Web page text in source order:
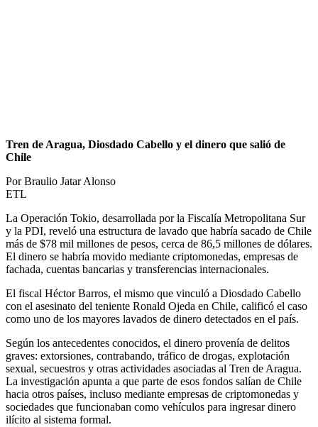
Tren de Aragua, Diosdado Cabello y el dinero que salió de
Chile
Por Braulio Jatar Alonso
ETL
La Operación Tokio, desarrollada por la Fiscalía Metropolitana Sur
y la PDI, reveló una estructura de lavado que habría sacado de Chile
más de $78 mil millones de pesos, cerca de 86,5 millones de dólares.
El dinero se habría movido mediante criptomonedas, empresas de
fachada, cuentas bancarias y transferencias internacionales.
El fiscal Héctor Barros, el mismo que vinculó a Diosdado Cabello
con el asesinato del teniente Ronald Ojeda en Chile, calificó el caso
como uno de los mayores lavados de dinero detectados en el país.
Según los antecedentes conocidos, el dinero provenía de delitos
graves: extorsiones, contrabando, tráfico de drogas, explotación
sexual, secuestros y otras actividades asociadas al Tren de Aragua.
La investigación apunta a que parte de esos fondos salían de Chile
hacia otros países, incluso mediante empresas de criptomonedas y
sociedades que funcionaban como vehículos para ingresar dinero
ilícito al sistema formal.